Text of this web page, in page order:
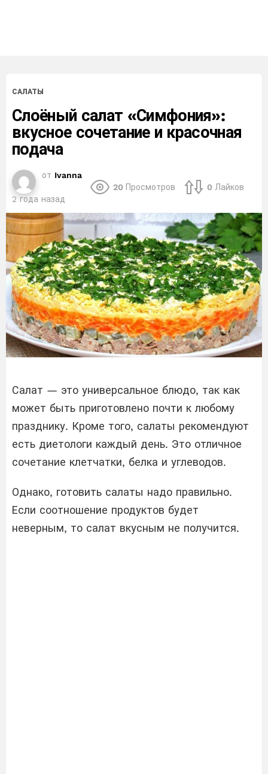
САЛАТЫ
Слоёный салат «Симфония»:
вкусное сочетание и красочная
подача
от Ivanna
2 года назад
20 Просмотров 0 Лайков
Салат — это универсальное блюдо, так как
может быть приготовлено почти к любому
празднику. Кроме того, салаты рекомендуют
есть диетологи каждый день. Это отличное
сочетание клетчатки, белка и углеводов.
Однако, готовить салаты надо правильно.
Если соотношение продуктов будет
неверным, то салат вкусным не получится.